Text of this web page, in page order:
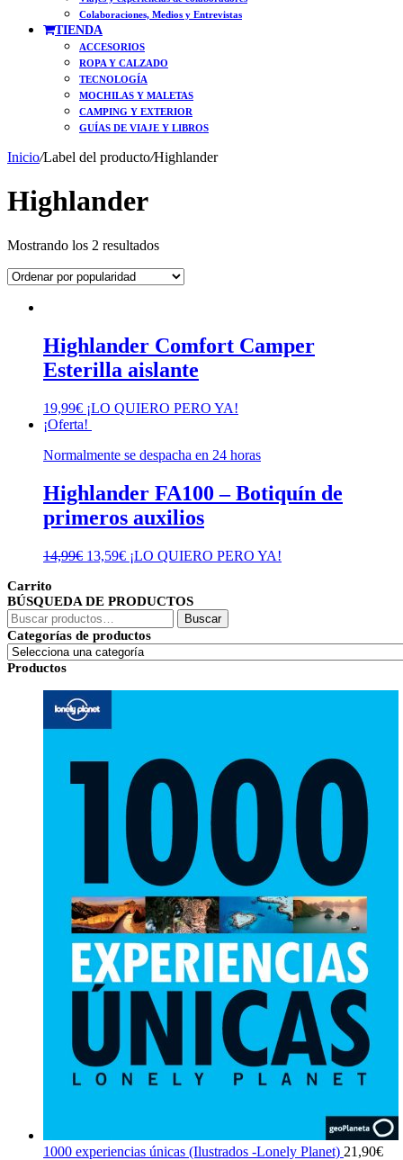
Colaboraciones, Medios y Entrevistas
TIENDA
ACCESORIOS
ROPA Y CALZADO
TECNOLOGÍA
MOCHILAS Y MALETAS
CAMPING Y EXTERIOR
GUÍAS DE VIAJE Y LIBROS
Inicio/Label del producto/Highlander
Highlander
Mostrando los 2 resultadosOrdenado
popularidad
Highlander Comfort Camper
Esterilla aislante
19,99€ ¡LO QUIERO PERO YA!
¡Oferta!
Normalmente se despacha en 24 horas
Highlander FA100 – Botiquín de
primeros auxilios
14,99€ El
era:
14,99€.
13,59€El
es:
¡LO QUIERO PERO YA!
Carrito
BÚSQUEDA DE PRODUCTOS
Buscar
por:
Buscar
Categorías de productos
Productos
1000 experiencias únicas (Ilustrados -Lonely Planet) 21,90€